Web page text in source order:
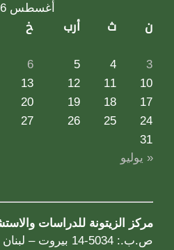
أغسطس 2026
ن ث أرب خ
3
4
5
6
10
11
12
13
17
18
19
20
24
25
26
27
31
« يوليو
مركز الزيتونة للدراسات
ص.ب.: 5034-14 بيروت – لبنان